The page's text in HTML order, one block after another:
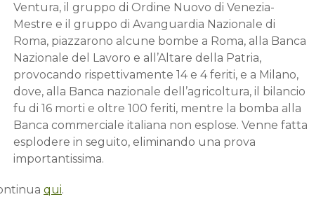
Ventura, il gruppo di Ordine Nuovo di Venezia-
Mestre e il gruppo di Avanguardia Nazionale di
Roma, piazzarono alcune bombe a Roma, alla Banca
Nazionale del Lavoro e all’Altare della Patria,
provocando rispettivamente 14 e 4 feriti, e a Milano,
dove, alla Banca nazionale dell’agricoltura, il bilancio
fu di 16 morti e oltre 100 feriti, mentre la bomba alla
Banca commerciale italiana non esplose. Venne fatta
esplodere in seguito, eliminando una prova
importantissima.
qui.